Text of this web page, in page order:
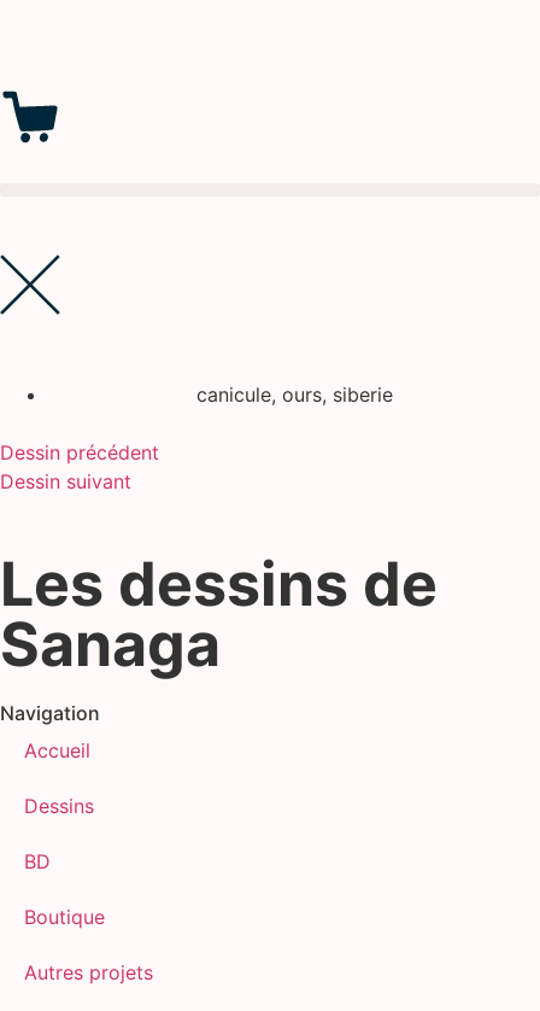
canicule, ours, siberie
Dessin précédent
Dessin suivant
Les dessins de
Sanaga
Navigation
Accueil
Dessins
BD
Boutique
Autres projets